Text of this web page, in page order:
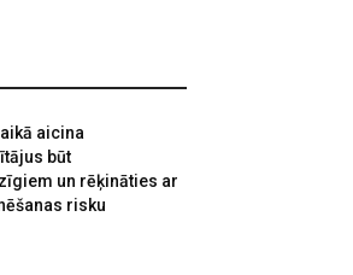
aicina
būt
un rēķināties ar
risku